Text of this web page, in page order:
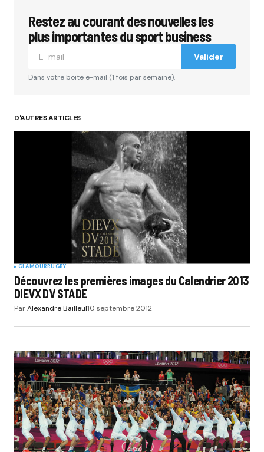
Votre adresse e-mail ne sera pas publiée.Les
champs obligatoires sont indiqués avec*
*
Your E-mail
Submit Comment
Restez au courant des nouvelles les
plus importantes du sport business
Valider
Dans votre boite e-mail (1 fois par semaine).
D'AUTRES ARTICLES
GLAMOURRUGBY
Découvrez les premières images du Calendrier 2013
DIEVX DV STADE
ParAlexandre Bailleul10 septembre 2012